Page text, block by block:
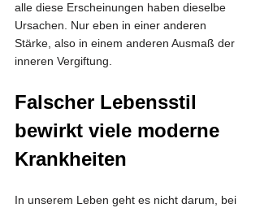
alle diese Erscheinungen haben dieselbe
Ursachen. Nur eben in einer anderen
Stärke, also in einem anderen Ausmaß der
inneren Vergiftung.
Falscher Lebensstil
bewirkt viele moderne
Krankheiten
In unserem Leben geht es nicht darum, bei